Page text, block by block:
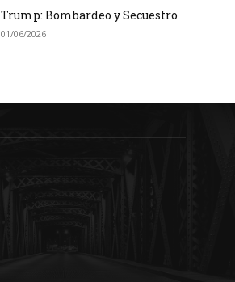
Trump: Bombardeo y Secuestro
01/06/2026